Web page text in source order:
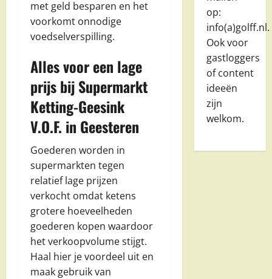
met geld besparen en het
voorkomt onnodige
voedselverspilling.
Alles voor een lage
prijs bij Supermarkt
Ketting-Geesink
V.O.F. in Geesteren
Goederen worden in
supermarkten tegen
relatief lage prijzen
verkocht omdat ketens
grotere hoeveelheden
goederen kopen waardoor
het verkoopvolume stijgt.
Haal hier je voordeel uit en
maak gebruik van
op:
info(a)golff.nl.
Ook voor
gastloggers
of content
ideeën
zijn
welkom.